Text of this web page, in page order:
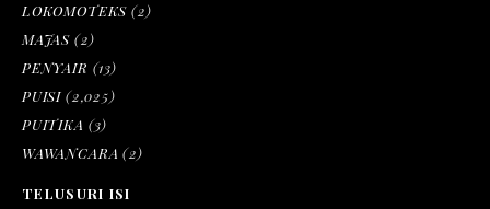
LOKOMOTEKS (2)
MAJAS (2)
PENYAIR (13)
PUISI (2,025)
PUITIKA (3)
WAWANCARA (2)
TELUSURI ISI